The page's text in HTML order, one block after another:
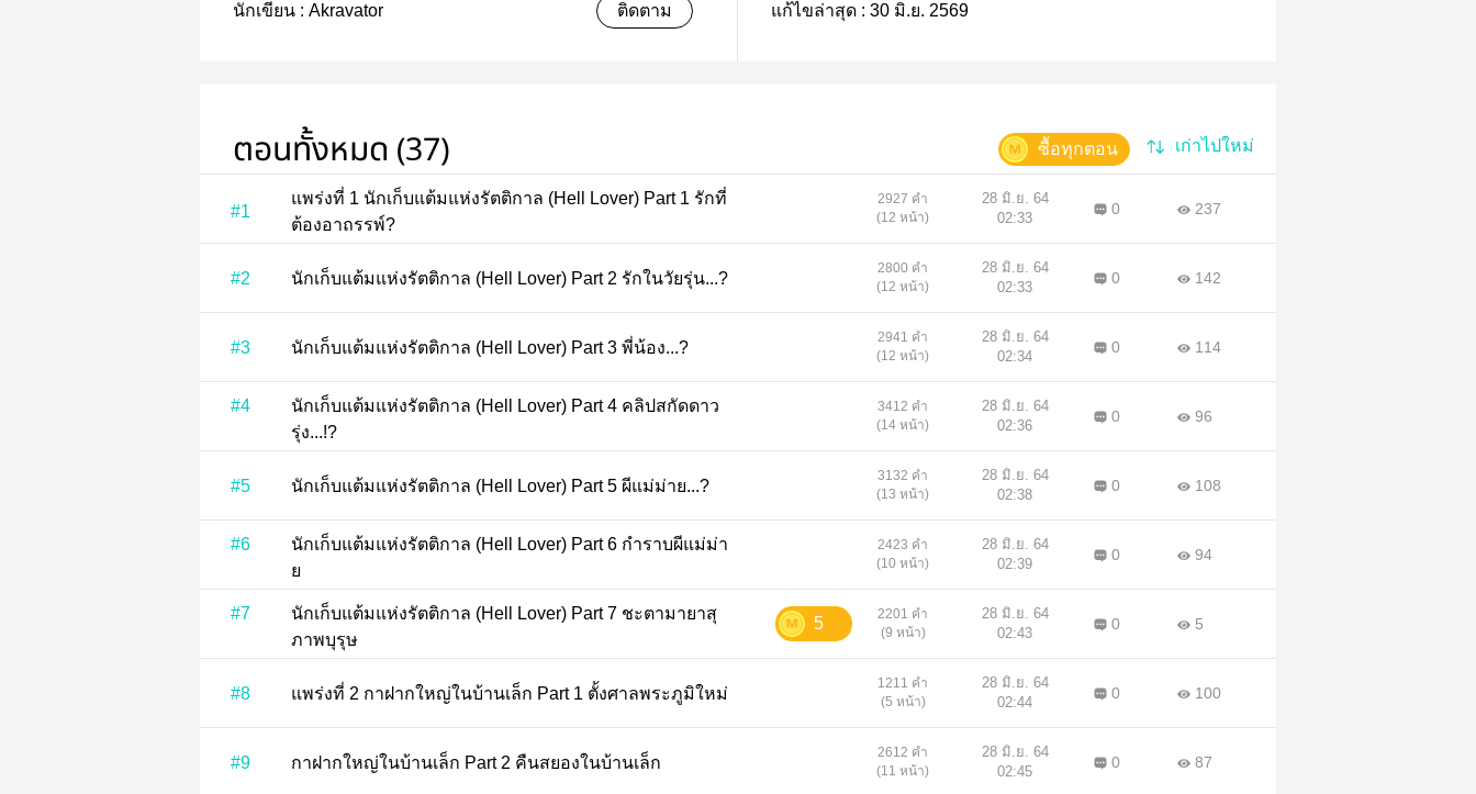
นักเขียน : Akravator ติดตาม แก้ไขล่าสุด : 30 มิ.ย. 2569
ตอนทั้งหมด (37) เก่าไปใหม่
ซื้อทุกตอน
#1
แพร่งที่ 1 นักเก็บแต้มแห่งรัตติกาล (Hell Lover) Part 1 รักที่
ต้องอาถรรพ์?
2927 คำ
(12 หน้า)
28 มิ.ย. 64
02:33
0 237
#2 นักเก็บแต้มแห่งรัตติกาล (Hell Lover) Part 2 รักในวัยรุ่น...?
2800 คำ
(12 หน้า)
28 มิ.ย. 64
02:33
0 142
#3 นักเก็บแต้มแห่งรัตติกาล (Hell Lover) Part 3 พี่น้อง...?
2941 คำ
(12 หน้า)
28 มิ.ย. 64
02:34
0 114
#4
นักเก็บแต้มแห่งรัตติกาล (Hell Lover) Part 4 คลิปสกัดดาว
รุ่ง...!?
3412 คำ
(14 หน้า)
28 มิ.ย. 64
02:36
0 96
#5 นักเก็บแต้มแห่งรัตติกาล (Hell Lover) Part 5 ผีแม่ม่าย...?
3132 คำ
(13 หน้า)
28 มิ.ย. 64
02:38
0 108
#6
นักเก็บแต้มแห่งรัตติกาล (Hell Lover) Part 6 กำราบผีแม่ม่า
ย
2423 คำ
(10 หน้า)
28 มิ.ย. 64
02:39
0 94
#7
นักเก็บแต้มแห่งรัตติกาล (Hell Lover) Part 7 ชะตามายาสุ
ภาพบุรุษ
5
2201 คำ
(9 หน้า)
28 มิ.ย. 64
02:43
0 5
#8 แพร่งที่ 2 กาฝากใหญ่ในบ้านเล็ก Part 1 ตั้งศาลพระภูมิใหม่
1211 คำ
(5 หน้า)
28 มิ.ย. 64
02:44
0 100
#9 กาฝากใหญ่ในบ้านเล็ก Part 2 คืนสยองในบ้านเล็ก
2612 คำ
(11 หน้า)
28 มิ.ย. 64
02:45
0 87